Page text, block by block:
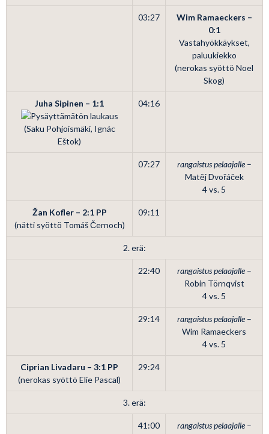
03:27
Wim Ramaeckers –
0:1
Vastahyökkäykset,
paluukiekko
(nerokas syöttö Noel
Skog)
Juha Sipinen – 1:1
(Saku Pohjoismäki, Ignác
Eštok)
04:16
07:27 rangaistus pelaajalle–
Matěj Dvořáček
4 vs. 5
Žan Kofler – 2:1 PP
(nätti syöttö Tomáš Černoch)
09:11
2. erä:
22:40 rangaistus pelaajalle–
Robin Törnqvist
4 vs. 5
29:14 rangaistus pelaajalle–
Wim Ramaeckers
4 vs. 5
Ciprian Livadaru – 3:1 PP
(nerokas syöttö Elie Pascal)
29:24
3. erä:
41:00 rangaistus pelaajalle–